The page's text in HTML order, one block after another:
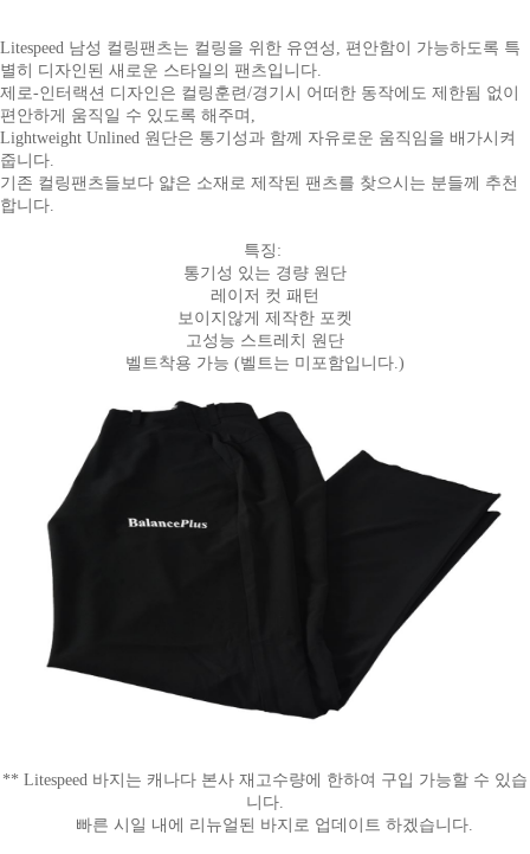
Litespeed 남성 컬링팬츠는 컬링을 위한 유연성, 편안함이 가능하도록 특
별히 디자인된 새로운 스타일의 팬츠입니다.
제로-인터랙션 디자인은 컬링훈련/경기시 어떠한 동작에도 제한됨 없이
편안하게 움직일 수 있도록 해주며,
Lightweight Unlined 원단은 통기성과 함께 자유로운 움직임을 배가시켜
줍니다.
기존 컬링팬츠들보다 얇은 소재로 제작된 팬츠를 찾으시는 분들께 추천
합니다.
특징:
통기성 있는 경량 원단
레이저 컷 패턴
보이지않게 제작한 포켓
고성능 스트레치 원단
벨트착용 가능 (벨트는 미포함입니다.)
** Litespeed 바지는 캐나다 본사 재고수량에 한하여 구입 가능할 수 있습
니다.
빠른 시일 내에 리뉴얼된 바지로 업데이트 하겠습니다.